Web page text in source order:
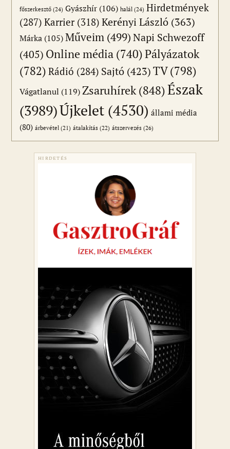
főszerkesztő (24) Gyászhír (106) halál (24) Hirdetmények
(287) Karrier(318) Kerényi László (363)
Márka (105) Műveim (499)Napi Schwezoff
(405) Online média (740)Pályázatok
(782) Rádió (284) Sajtó (423)TV(798)
Vágatlanul (119) Zsaruhírek (848)Észak
(3989)Újkelet (4530) állami média
(80) árbevétel (21) átalakítás (22) átszervezés (26)
HIRDETÉS